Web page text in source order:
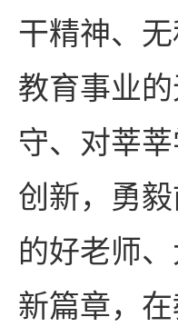
干精神、
教育事业
守、对莘
创新，勇
的好老师
新篇章，